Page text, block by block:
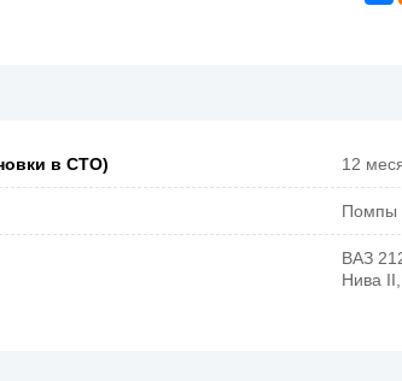
в СТО) 12
Помпы
ВАЗ
Нива